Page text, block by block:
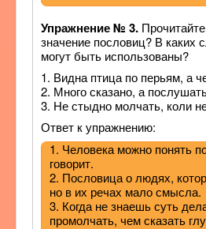
Упражнение № 3.
значение пословиц? В каких
могут быть использованы?
1. Видна птица по перьям, а
2. Много сказано, а
3. Не стыдно молчать, коли
Ответ к упражнению:
1. Человека можно понять
говорит.
2. Пословица о людях,
но в их речах мало смысла.
3. Когда не знаешь суть
промолчать, чем сказать